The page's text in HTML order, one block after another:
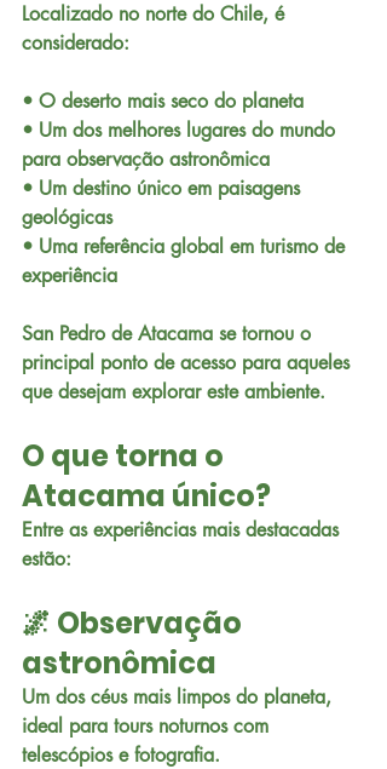
Localizado no norte do Chile, é
considerado:
• O deserto mais seco do planeta
• Um dos melhores lugares do mundo
para observação astronômica
• Um destino único em paisagens
geológicas
• Uma referência global em turismo de
experiência
San Pedro de Atacama se tornou o
principal ponto de acesso para aqueles
que desejam explorar este ambiente.
O que torna o
Atacama único?
Entre as experiências mais destacadas
estão:
🌌 Observação
astronômica
Um dos céus mais limpos do planeta,
ideal para tours noturnos com
telescópios e fotografia.